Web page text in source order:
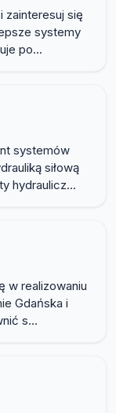
zainteresuj się
systemy
po...
systemów
siłową
hydraulicz...
w realizowaniu
Gdańska i
s...